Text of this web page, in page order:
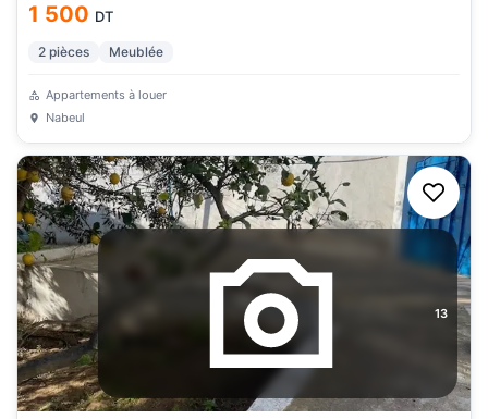
1 500 DT
2 pièces Meublée
Appartements à louer
Nabeul
13